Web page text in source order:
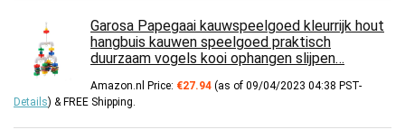
Garosa Papegaai kauwspeelgoed kleurrijk hout
hangbuis kauwen speelgoed praktisch
duurzaam vogels kooi ophangen slijpen…
Amazon.nl Price: €27.94 (as of 09/04/2023 04:38 PST-
Details) & FREE Shipping